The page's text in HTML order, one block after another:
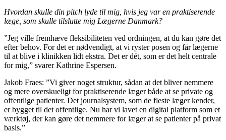
Hvordan skulle din pitch lyde til mig, hvis jeg var en praktiserende
læge, som skulle tilslutte mig Lægerne Danmark?
”Jeg ville fremhæve fleksibiliteten ved ordningen, at du kan gøre det
efter behov. For det er nødvendigt, at vi ryster posen og får lægerne
til at blive i klinikken lidt ekstra. Det er dét, som er det helt centrale
for mig,” svarer Kathrine Espersen.
Jakob Fraes: ”Vi giver noget struktur, sådan at det bliver nemmere
og mere overskueligt for praktiserende læger både at se private og
offentlige patienter. Det journalsystem, som de fleste læger kender,
er bygget til det offentlige. Nu har vi lavet en digital platform som et
værktøj, der kan gøre det nemmere for læger at se patienter på privat
basis.”